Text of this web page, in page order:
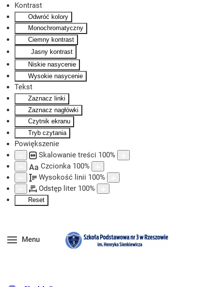
Kontrast
Odwróć kolory
Monochromatyczny
Ciemny kontrast
Jasny kontrast
Niskie nasycenie
Wysokie nasycenie
Tekst
Zaznacz linki
Zaznacz nagłówki
Czytnik ekranu
Tryb czytania
Powiększenie
Skalowanie treści 100%
Aa Czcionka 100%
Wysokość linii 100%
Odstęp liter 100%
Reset
Skip to main content
Menu